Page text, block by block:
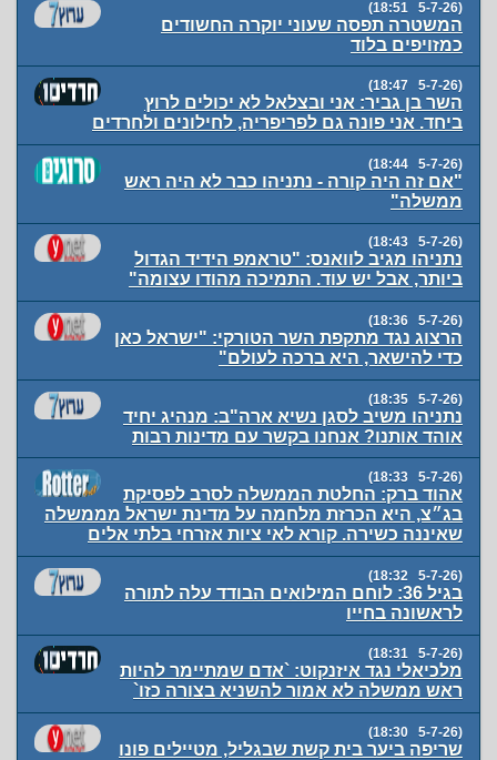
(5-7-26 18:51)
המשטרה תפסה שעוני יוקרה החשודים
כמזויפים בלוד
(5-7-26 18:47)
השר בן גביר: אני ובצלאל לא יכולים לרוץ
ביחד. אני פונה גם לפריפריה, לחילונים ולחרדים
(5-7-26 18:44)
"אם זה היה קורה - נתניהו כבר לא היה ראש
ממשלה"
(5-7-26 18:43)
נתניהו מגיב לוואנס: "טראמפ הידיד הגדול
ביותר, אבל יש עוד. התמיכה מהודו עצומה"
(5-7-26 18:36)
הרצוג נגד מתקפת השר הטורקי: "ישראל כאן
כדי להישאר, היא ברכה לעולם"
(5-7-26 18:35)
נתניהו משיב לסגן נשיא ארה"ב: מנהיג יחיד
אוהד אותנו? אנחנו בקשר עם מדינות רבות
(5-7-26 18:33)
אהוד ברק: החלטת הממשלה לסרב לפסיקת
בג״צ, היא הכרזת מלחמה על מדינת ישראל מממשלה
שאיננה כשירה. קורא לאי ציות אזרחי בלתי אלים
(5-7-26 18:32)
בגיל 36: לוחם המילואים הבודד עלה לתורה
לראשונה בחייו
(5-7-26 18:31)
מלכיאלי נגד איזנקוט: `אדם שמתיימר להיות
ראש ממשלה לא אמור להשניא בצורה כזו`
(5-7-26 18:30)
שריפה ביער בית קשת שבגליל, מטיילים פונו